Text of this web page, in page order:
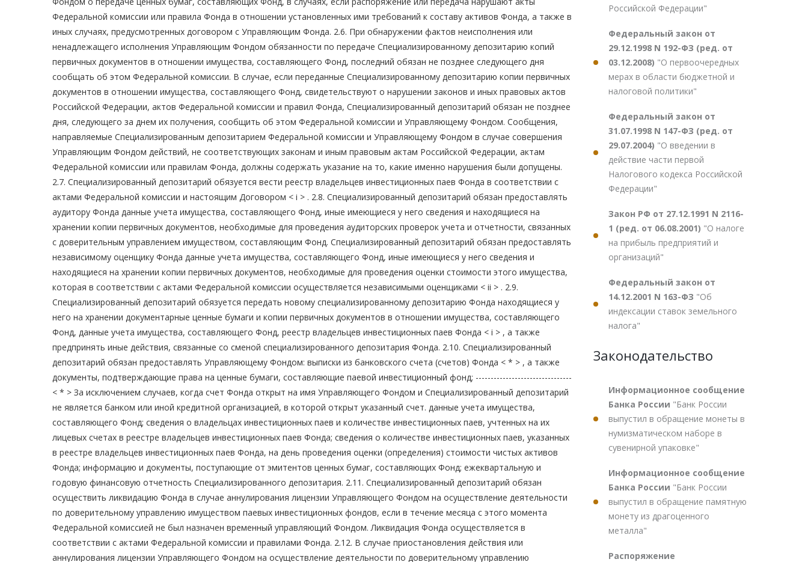
Российской Федерации"
Федеральный закон от
29.12.1998 N 192-ФЗ (ред. от
03.12.2008) "О первоочередных
мерах в области бюджетной и
налоговой политики"
Федеральный закон от
31.07.1998 N 147-ФЗ (ред. от
29.07.2004) "О введении в
действие части первой
Налогового кодекса Российской
Федерации"
Закон РФ от 27.12.1991 N 2116-
1 (ред. от 06.08.2001) "О налоге
на прибыль предприятий и
организаций"
Федеральный закон от
14.12.2001 N 163-ФЗ "Об
индексации ставок земельного
налога"
Законодательство
Информационное сообщение
Банка России "Банк России
выпустил в обращение монеты в
нумизматическом наборе в
сувенирной упаковке"
Информационное сообщение
Банка России "Банк России
выпустил в обращение памятную
монету из драгоценного
металла"
Распоряжение